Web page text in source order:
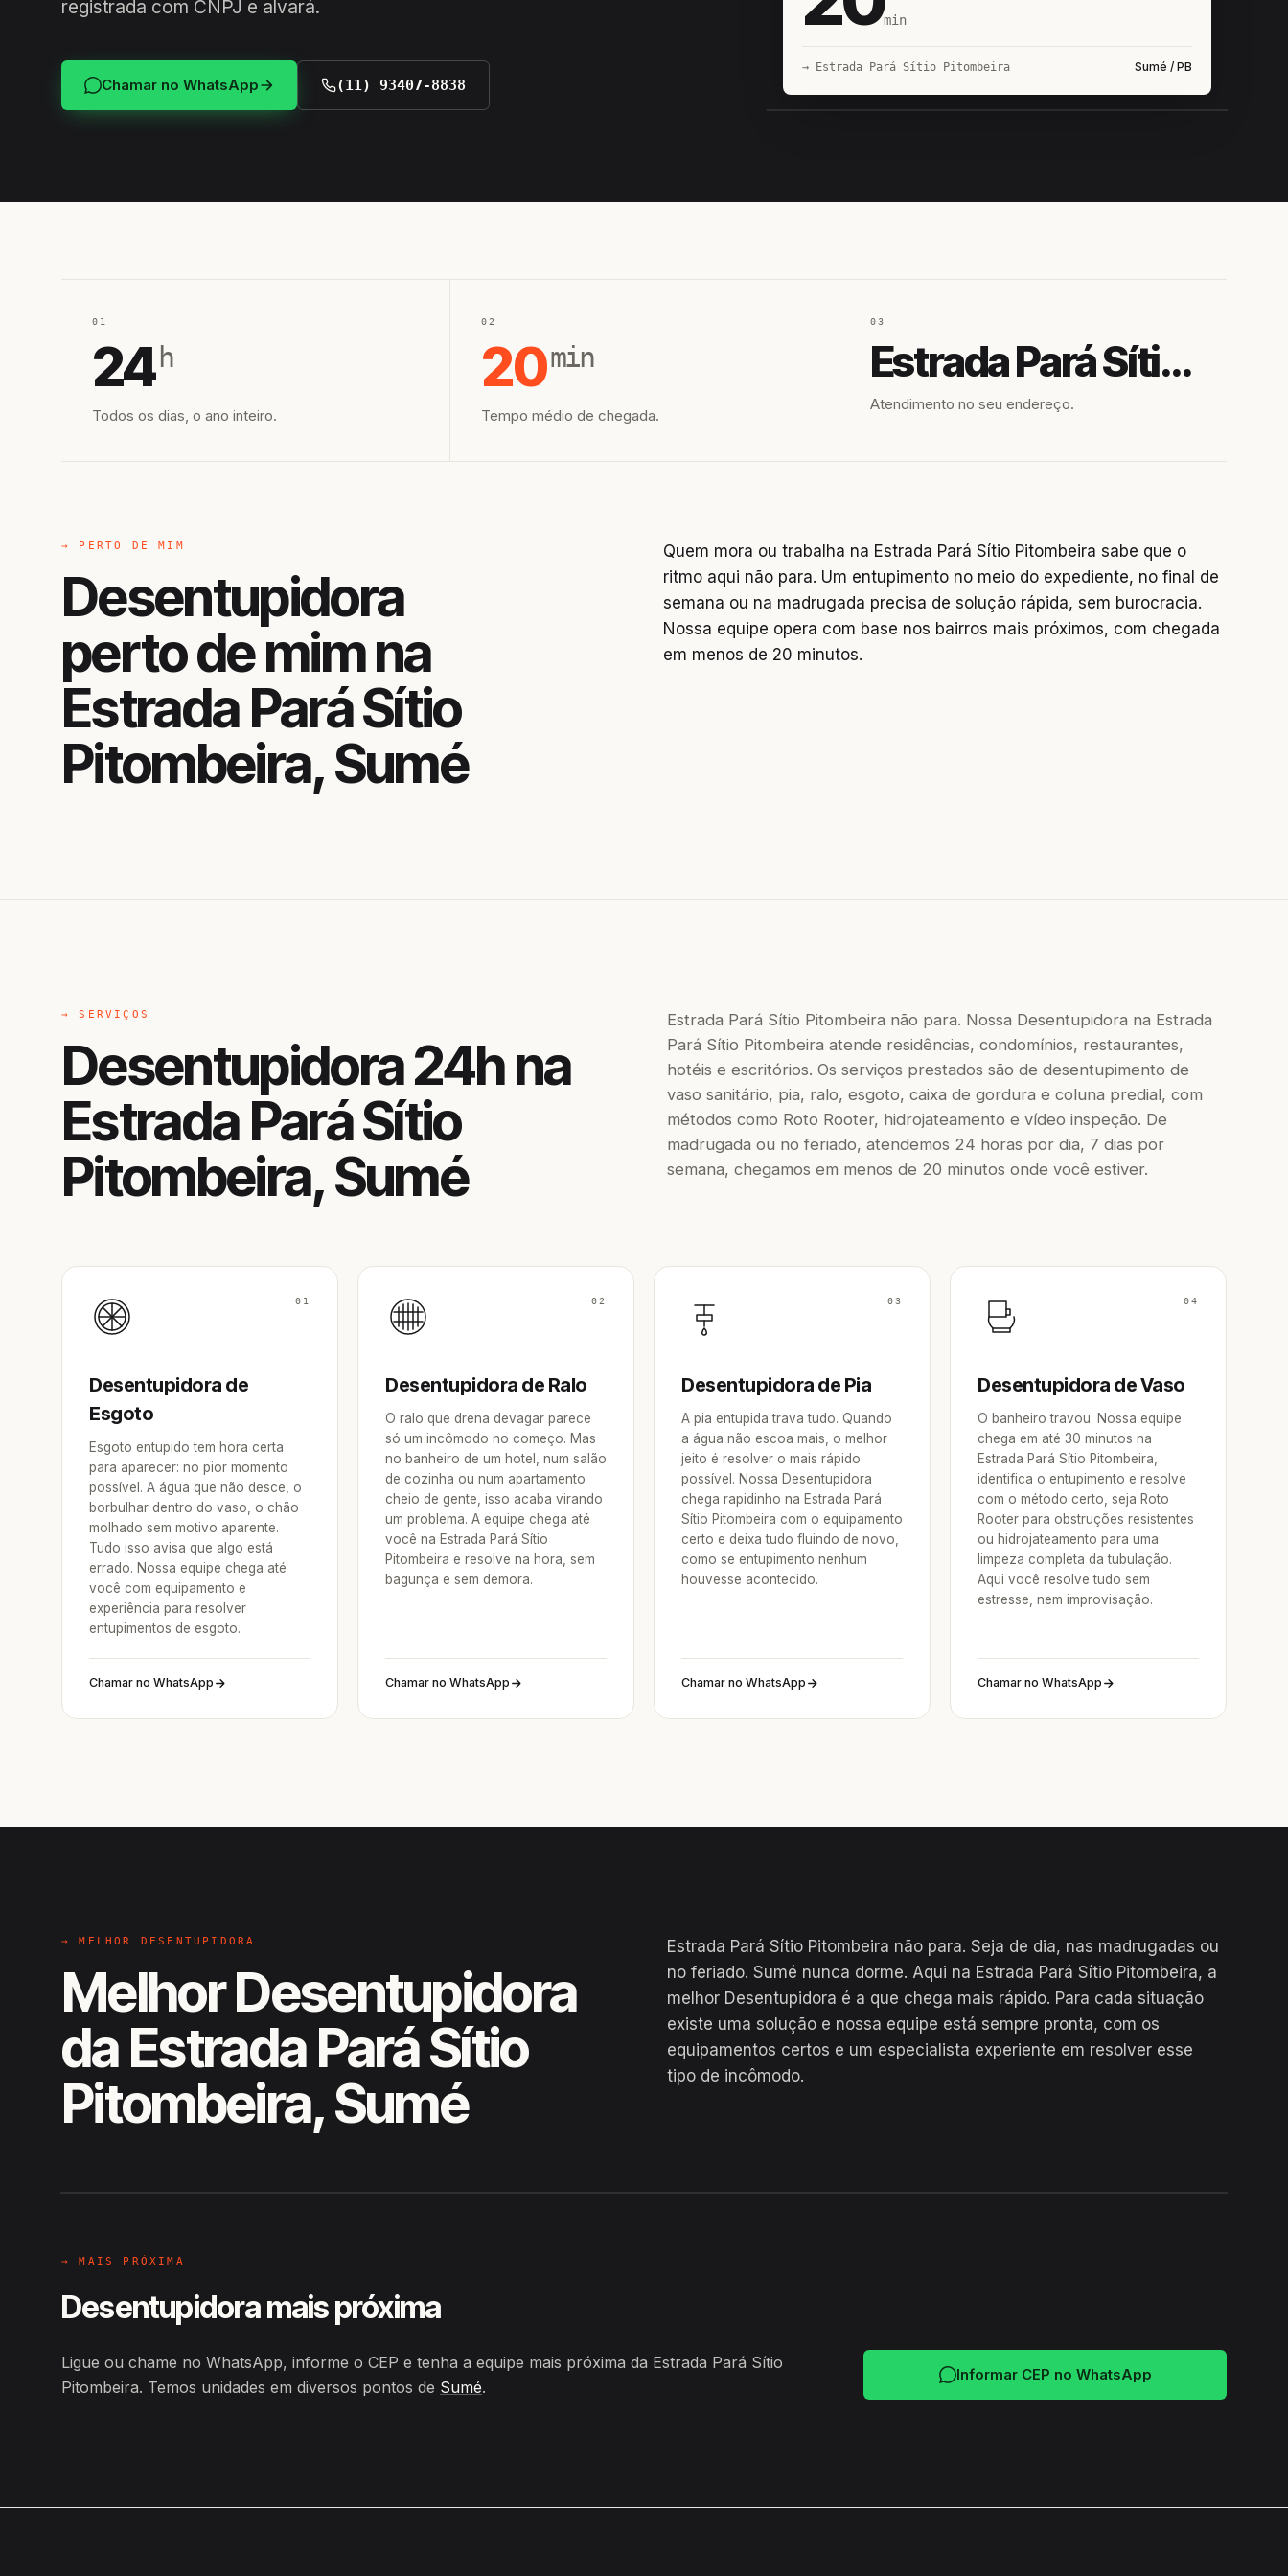
registrada com CNPJ e alvará.
Chamar no WhatsApp (11) 93407-8838
min
→ Estrada Pará Sítio Pitombeira Sumé / PB
01
24 h
Todos os dias, o ano inteiro.
02
20min
Tempo médio de chegada.
03
Estrada Pará Sítio Pitombeira
Atendimento no seu endereço.
→ PERTO DE MIM
Desentupidora
perto de mim na
Estrada Pará Sítio
Pitombeira, Sumé
Quem mora ou trabalha na Estrada Pará Sítio Pitombeira sabe que o
ritmo aqui não para. Um entupimento no meio do expediente, no final de
semana ou na madrugada precisa de solução rápida, sem burocracia.
Nossa equipe opera com base nos bairros mais próximos, com chegada
em menos de 20 minutos.
→ SERVIÇOS
Desentupidora 24h na
Estrada Pará Sítio
Pitombeira, Sumé
Estrada Pará Sítio Pitombeira não para. Nossa Desentupidora na Estrada
Pará Sítio Pitombeira atende residências, condomínios, restaurantes,
hotéis e escritórios. Os serviços prestados são de desentupimento de
vaso sanitário, pia, ralo, esgoto, caixa de gordura e coluna predial, com
métodos como Roto Rooter, hidrojateamento e vídeo inspeção. De
madrugada ou no feriado, atendemos 24 horas por dia, 7 dias por
semana, chegamos em menos de 20 minutos onde você estiver.
01
Desentupidora de
Esgoto
Esgoto entupido tem hora certa
para aparecer: no pior momento
possível. A água que não desce, o
borbulhar dentro do vaso, o chão
molhado sem motivo aparente.
Tudo isso avisa que algo está
errado. Nossa equipe chega até
você com equipamento e
experiência para resolver
entupimentos de esgoto.
Chamar no WhatsApp
02
Desentupidora de Ralo
O ralo que drena devagar parece
só um incômodo no começo. Mas
no banheiro de um hotel, num salão
de cozinha ou num apartamento
cheio de gente, isso acaba virando
um problema. A equipe chega até
você na Estrada Pará Sítio
Pitombeira e resolve na hora, sem
bagunça e sem demora.
Chamar no WhatsApp
03
Desentupidora de Pia
A pia entupida trava tudo. Quando
a água não escoa mais, o melhor
jeito é resolver o mais rápido
possível. Nossa Desentupidora
chega rapidinho na Estrada Pará
Sítio Pitombeira com o equipamento
certo e deixa tudo fluindo de novo,
como se entupimento nenhum
houvesse acontecido.
Chamar no WhatsApp
04
Desentupidora de Vaso
O banheiro travou. Nossa equipe
chega em até 30 minutos na
Estrada Pará Sítio Pitombeira,
identifica o entupimento e resolve
com o método certo, seja Roto
Rooter para obstruções resistentes
ou hidrojateamento para uma
limpeza completa da tubulação.
Aqui você resolve tudo sem
estresse, nem improvisação.
Chamar no WhatsApp
→ MELHOR DESENTUPIDORA
Melhor Desentupidora
da Estrada Pará Sítio
Pitombeira, Sumé
Estrada Pará Sítio Pitombeira não para. Seja de dia, nas madrugadas ou
no feriado. Sumé nunca dorme. Aqui na Estrada Pará Sítio Pitombeira, a
melhor Desentupidora é a que chega mais rápido. Para cada situação
existe uma solução e nossa equipe está sempre pronta, com os
equipamentos certos e um especialista experiente em resolver esse
tipo de incômodo.
EM CAMPO
→ MAIS PRÓXIMA
Desentupidora mais próxima
Ligue ou chame no WhatsApp, informe o CEP e tenha a equipe mais próxima da Estrada Pará Sítio
Pitombeira. Temos unidades em diversos pontos de Sumé.
Informar CEP no WhatsApp